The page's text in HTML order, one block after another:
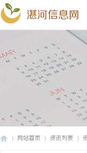
湛河信息网
网站首页 资讯列表